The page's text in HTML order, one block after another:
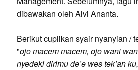
dibawakan oleh Alvi Ananta.
Berikut cuplikan syair nyanyian /
"ojo macem macem, ojo wani
nyedeki dirimu de’e wes tek’an